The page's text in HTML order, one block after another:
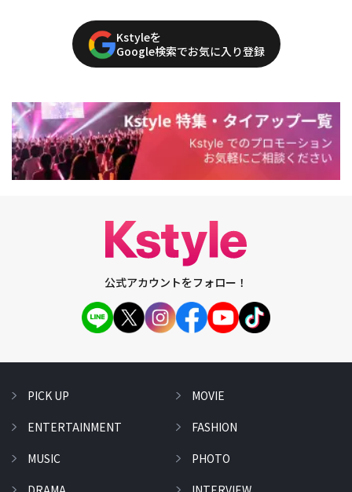
Kstyleを
Google検索でお気に入り登録
公式アカウントをフォロー！
PICK UP
ENTERTAINMENT
MUSIC
MOVIE
FASHION
PHOTO